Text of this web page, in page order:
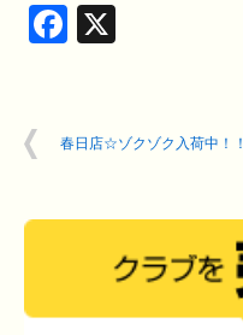
Facebook
春日店☆ゾクゾク入荷中！！